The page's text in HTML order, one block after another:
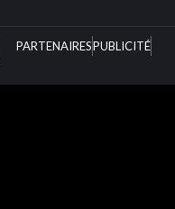
PARTENAIRESPUBLICITÉ